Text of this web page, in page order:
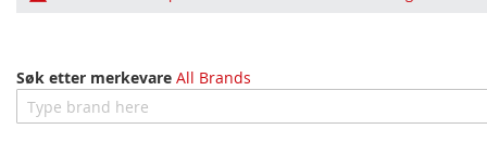
Søk etter merkevare All Brands